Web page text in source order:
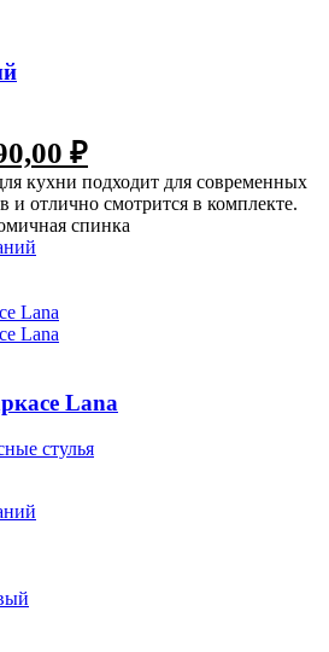
₽.
₽Текущая
цена:
12990,00 ₽.
кухни подходит для современных
и отлично смотрится в комплекте.
спинка
Lana
стулья